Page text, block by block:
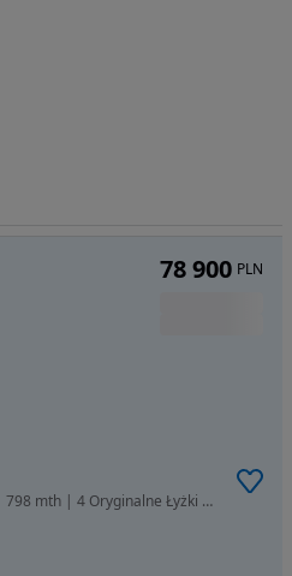
Bobcat E19 | 2023 r. | Salon PL | 798 mth | 4 Oryginalne Łyżki | Umowa
78 900 PLN